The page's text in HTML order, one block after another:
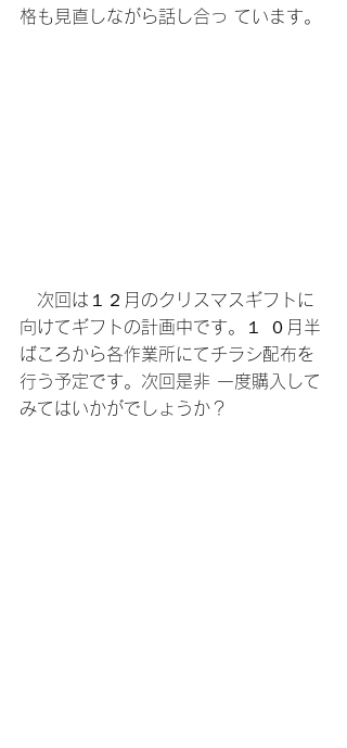
格も見直しながら話し合っ ています。
次回は１２月のクリスマスギフトに
向けてギフトの計画中です。１ ０月半
ばころから各作業所にてチラシ配布を
行う予定です。次回是非 一度購入して
みてはいかがでしょうか？